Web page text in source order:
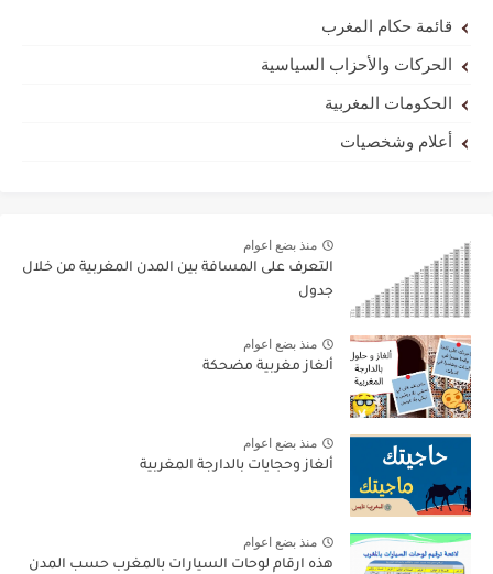
قائمة حكام المغرب
الحركات والأحزاب السياسية
الحكومات المغربية
أعلام وشخصيات
منذ بضع اعوام
التعرف على المسافة بين المدن المغربية من خلال
جدول
منذ بضع اعوام
ألغاز مغربية مضحكة
منذ بضع اعوام
ألغاز وحجايات بالدارجة المغربية
منذ بضع اعوام
هذه ارقام لوحات السيارات بالمغرب حسب المدن